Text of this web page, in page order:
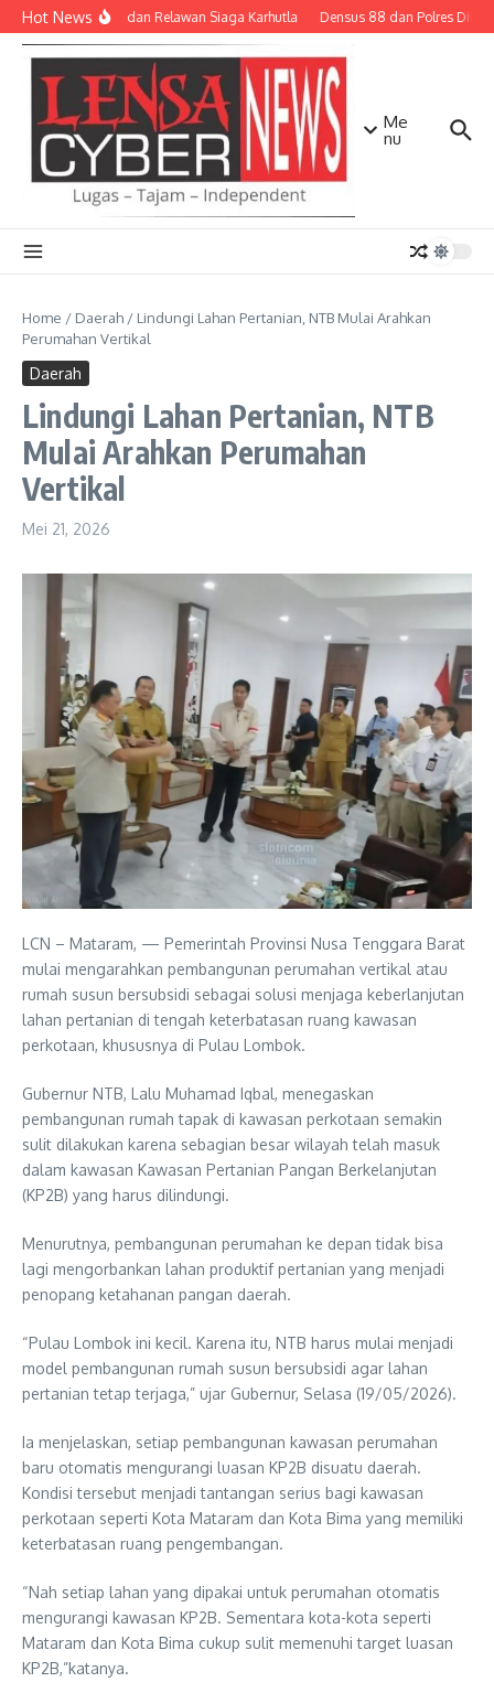
Lewati ke konten
Hot NewsTNI-Polri dan Relawan Siaga Karhutla Densus 88 dan Polres
Me
nu
Home / Daerah / Lindungi Lahan Pertanian, NTB Mulai Arahkan
Perumahan Vertikal
Daerah
Lindungi Lahan Pertanian, NTB
Mulai Arahkan Perumahan
Vertikal
Mei 21, 2026
LCN – Mataram, — Pemerintah Provinsi Nusa Tenggara Barat
mulai mengarahkan pembangunan perumahan vertikal atau
rumah susun bersubsidi sebagai solusi menjaga keberlanjutan
lahan pertanian di tengah keterbatasan ruang kawasan
perkotaan, khususnya di Pulau Lombok.
Gubernur NTB, Lalu Muhamad Iqbal, menegaskan
pembangunan rumah tapak di kawasan perkotaan semakin
sulit dilakukan karena sebagian besar wilayah telah masuk
dalam kawasan Kawasan Pertanian Pangan Berkelanjutan
(KP2B) yang harus dilindungi.
Menurutnya, pembangunan perumahan ke depan tidak bisa
lagi mengorbankan lahan produktif pertanian yang menjadi
penopang ketahanan pangan daerah.
“Pulau Lombok ini kecil. Karena itu, NTB harus mulai menjadi
model pembangunan rumah susun bersubsidi agar lahan
pertanian tetap terjaga,” ujar Gubernur, Selasa (19/05/2026).
Ia menjelaskan, setiap pembangunan kawasan perumahan
baru otomatis mengurangi luasan KP2B disuatu daerah.
Kondisi tersebut menjadi tantangan serius bagi kawasan
perkotaan seperti Kota Mataram dan Kota Bima yang memiliki
keterbatasan ruang pengembangan.
“Nah setiap lahan yang dipakai untuk perumahan otomatis
mengurangi kawasan KP2B. Sementara kota-kota seperti
Mataram dan Kota Bima cukup sulit memenuhi target luasan
KP2B,”katanya.